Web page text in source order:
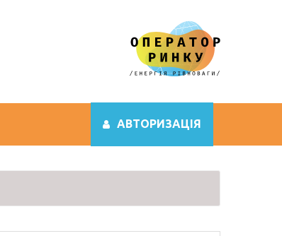
АВТОРИЗАЦІЯ